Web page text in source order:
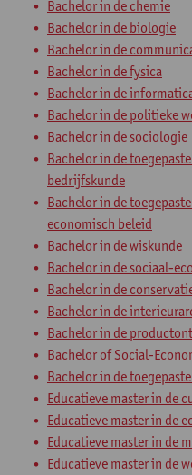
Bachelor in de chemie
Bachelor in de biologie
Bachelor in de
Bachelor in de fysica
Bachelor in de
Bachelor in de politieke
Bachelor in de sociologie
Bachelor in de
bedrijfskunde
Bachelor in de
economisch beleid
Bachelor in de wiskunde
Bachelor in de sociaal-
Bachelor in de
Bachelor in de
Bachelor in de
Bachelor of Social-
Bachelor in de
Educatieve master in de
Educatieve master in de
Educatieve master in de
Educatieve master in de